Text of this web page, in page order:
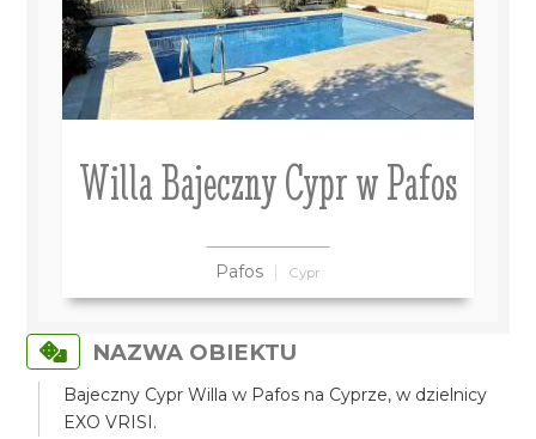
Willa Bajeczny Cypr w Pafos
Pafos Cypr
NAZWA OBIEKTU
Bajeczny Cypr Willa w Pafos na Cyprze, w dzielnicy
EXO VRISI.